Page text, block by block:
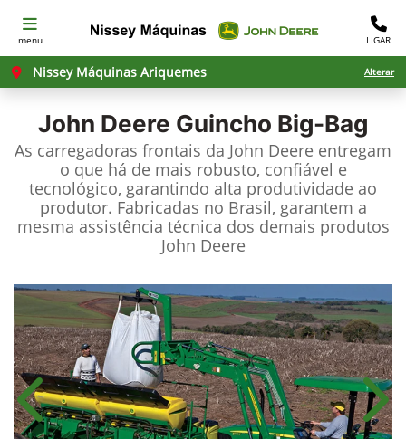
menu LIGAR
Nissey Máquinas Ariquemes Alterar
John Deere Guincho Big-Bag
As carregadoras frontais da John Deere entregam
o que há de mais robusto, confiável e
tecnológico, garantindo alta produtividade ao
produtor. Fabricadas no Brasil, garantem a
mesma assistência técnica dos demais produtos
John Deere
Anterior